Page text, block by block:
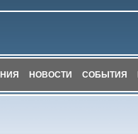
НОВОСТИ СОБЫТИЯ